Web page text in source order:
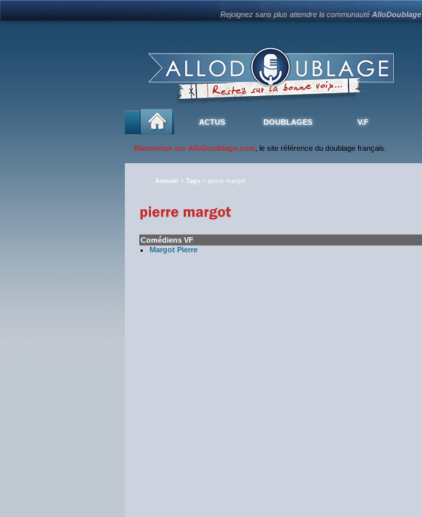
Rejoignez sans plus attendre la communautéAlloDoublage
ACTUS DOUBLAGES V.F
Bienvenue sur AlloDoublage.com , le site référence du doublage français.
Accueil > Tags > pierre margot
Comédiens VF
Margot Pierre